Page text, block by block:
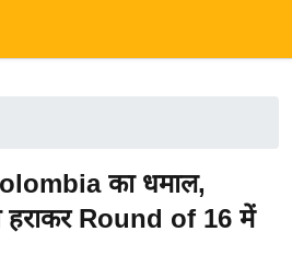
का धमाल,
Round of 16 में